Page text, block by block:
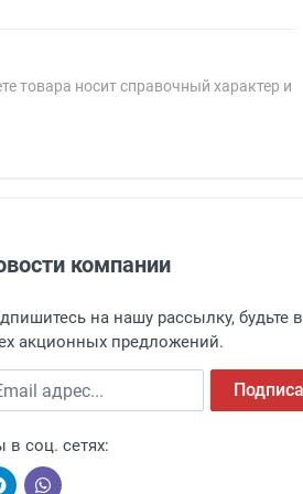
товара носит справочный характер и
г. Москва, Переведеновский
о поступлении товара.
пункт выдачи, чтобы избежать
компании
на нашу рассылку, будьте
акционных предложений.
адрес
в соц. сетях: